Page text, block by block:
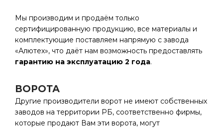
Мы производим и продаём только
сертифицированную продукцию, все материалы и
комплектующие поставляем напрямую с завода
«Алютех», что даёт нам возможность предоставлять
гарантию на эксплуатацию 2 года.
ВОРОТА
Другие производители ворот не имеют собственных
заводов на территории РБ, соответственно фирмы,
которые продают Вам эти ворота, могут